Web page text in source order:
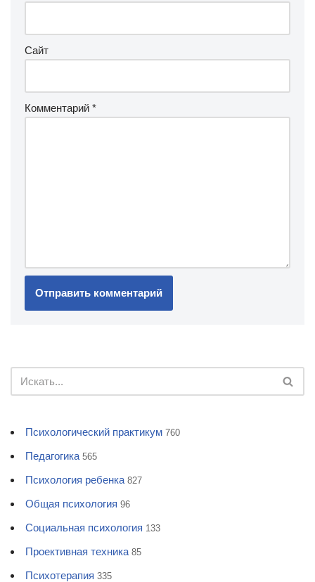
Сайт
Комментарий *
Психологический практикум 760
Педагогика 565
Психология ребенка 827
Общая психология 96
Социальная психология 133
Проективная техника 85
Психотерапия 335